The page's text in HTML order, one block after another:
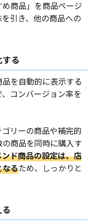
商品」を商品ページ
引き、他の商品への
る
を自動的に表示する
コンバージョン率を
リーの商品や補完的
商品を同時に購入す
ド商品の設定は、店
なるため、しっかりと